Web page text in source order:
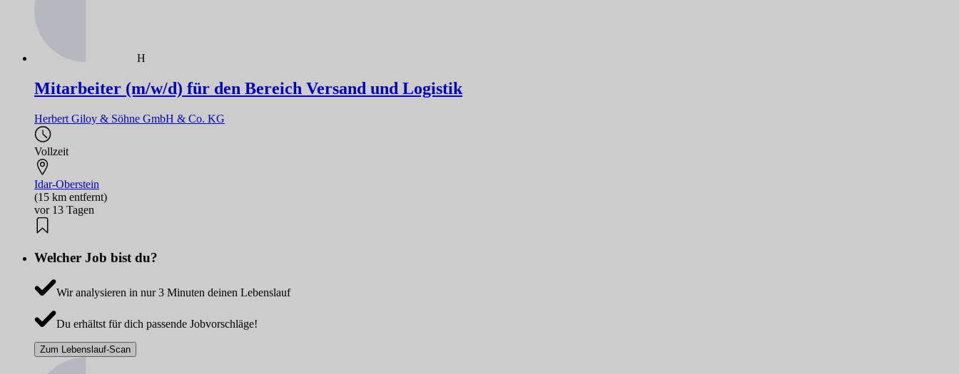
H
Mitarbeiter (m/w/d) für den Bereich Versand und Logistik
Herbert Giloy & Söhne GmbH & Co. KG
Vollzeit
Idar-Oberstein
(15 km entfernt)
vor 13 Tagen
Welcher Job bist du?
Wir analysieren in nur 3 Minuten deinen Lebenslauf
Du erhältst für dich passende Jobvorschläge!
Zum Lebenslauf-Scan